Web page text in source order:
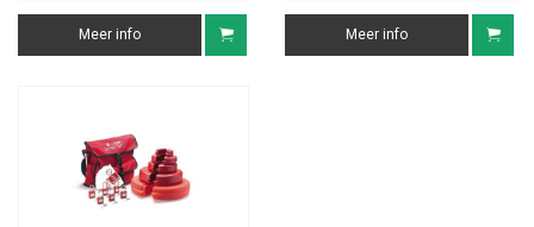
Meer info Meer info